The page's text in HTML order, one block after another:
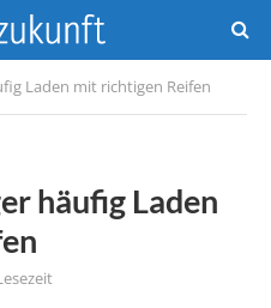
Laden mit richtigen Reifen
häufig Laden